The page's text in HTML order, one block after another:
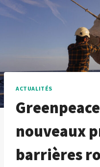
ACTUALITÉS
nouveaux
barrières